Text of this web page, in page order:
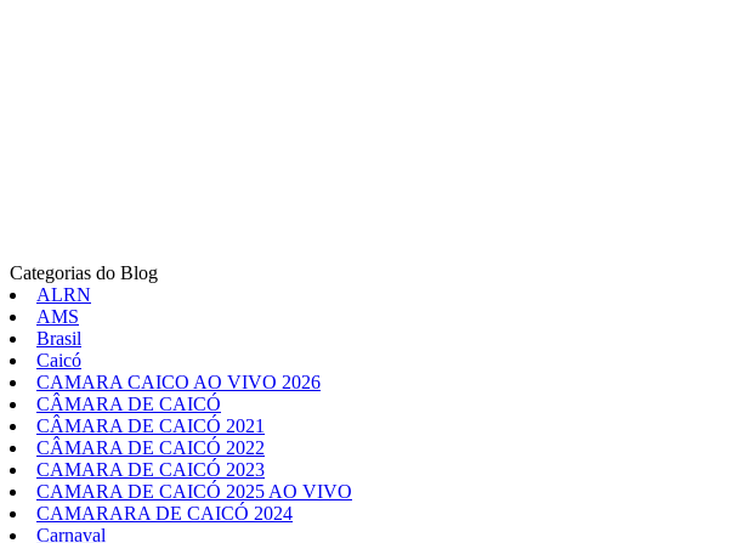
Categorias do Blog
ALRN
AMS
Brasil
Caicó
CAMARA CAICO AO VIVO 2026
CÂMARA DE CAICÓ
CÂMARA DE CAICÓ 2021
CÂMARA DE CAICÓ 2022
CAMARA DE CAICÓ 2023
CAMARA DE CAICÓ 2025 AO VIVO
CAMARARA DE CAICÓ 2024
Carnaval